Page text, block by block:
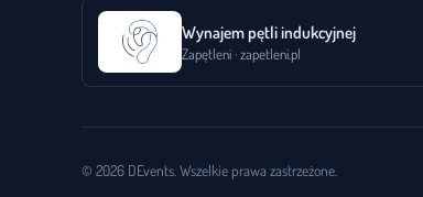
Wynajem pętli indukcyjnej
Zapętleni · zapetleni.pl
© 2026 DEvents. Wszelkie prawa zastrzeżone.